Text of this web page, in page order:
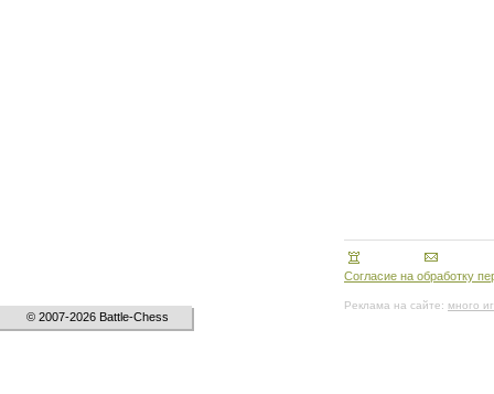
© 2007-2026 Battle-Chess
Согласие на обработку
Реклама на сайте: много